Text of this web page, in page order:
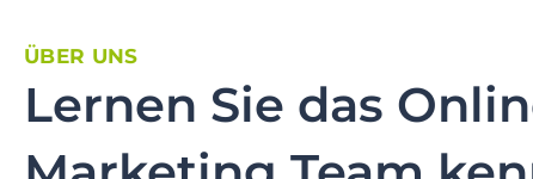
ÜBER UNS
Lernen Sie das